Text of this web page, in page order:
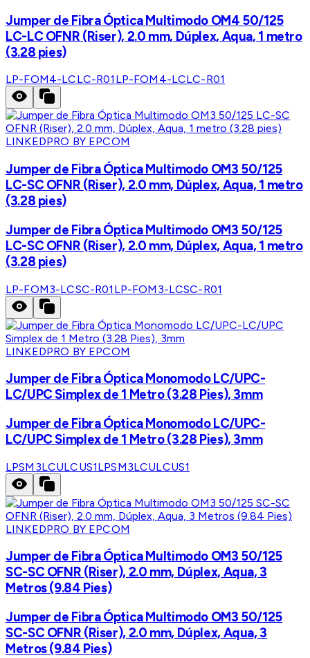
Jumper de Fibra Óptica Multimodo OM4 50/125
LC-LC OFNR (Riser), 2.0 mm, Dúplex, Aqua, 1 metro
(3.28 pies)
LP-FOM4-LCLC-R01 LP-FOM4-LCLC-R01
LINKEDPRO BY EPCOM
Jumper de Fibra Óptica Multimodo OM3 50/125
LC-SC OFNR (Riser), 2.0 mm, Dúplex, Aqua, 1 metro
(3.28 pies)
Jumper de Fibra Óptica Multimodo OM3 50/125
LC-SC OFNR (Riser), 2.0 mm, Dúplex, Aqua, 1 metro
(3.28 pies)
LP-FOM3-LCSC-R01 LP-FOM3-LCSC-R01
LINKEDPRO BY EPCOM
Jumper de Fibra Óptica Monomodo LC/UPC-
LC/UPC Simplex de 1 Metro (3.28 Pies), 3mm
Jumper de Fibra Óptica Monomodo LC/UPC-
LC/UPC Simplex de 1 Metro (3.28 Pies), 3mm
LPSM3LCULCUS1LPSM3LCULCUS1
LINKEDPRO BY EPCOM
Jumper de Fibra Óptica Multimodo OM3 50/125
SC-SC OFNR (Riser), 2.0 mm, Dúplex, Aqua, 3
Metros (9.84 Pies)
Jumper de Fibra Óptica Multimodo OM3 50/125
SC-SC OFNR (Riser), 2.0 mm, Dúplex, Aqua, 3
Metros (9.84 Pies)